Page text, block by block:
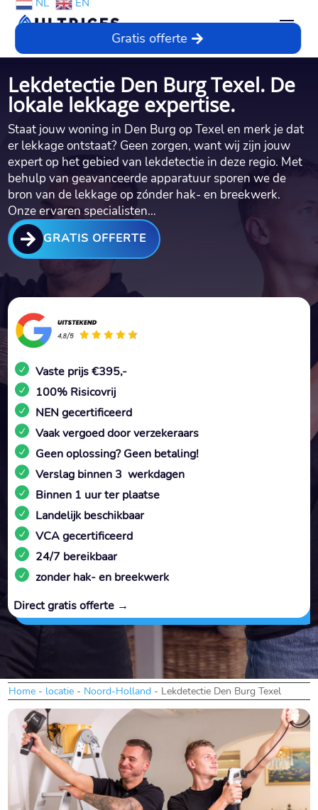
NL EN
Gratis offerte
Lekdetectie Den Burg Texel. De
lokale lekkage expertise.
Staat jouw woning in Den Burg op Texel en merk je dat
er lekkage ontstaat? Geen zorgen, want wij zijn jouw
expert op het gebied van lekdetectie in deze regio. Met
behulp van geavanceerde apparatuur sporen we de
bron van de lekkage op zónder hak- en breekwerk.
Onze ervaren specialisten…
 GRATIS OFFERTE
Vaste prijs €395,-
100% Risicovrij
NEN gecertificeerd
Vaak vergoed door verzekeraars
Geen oplossing? Geen betaling!
Verslag binnen 3 werkdagen
Binnen 1 uur ter plaatse
Landelijk beschikbaar
VCA gecertificeerd
24/7 bereikbaar
zonder hak- en breekwerk
Direct gratis offerte →
Home - locatie - Noord-Holland - Lekdetectie Den Burg Texel